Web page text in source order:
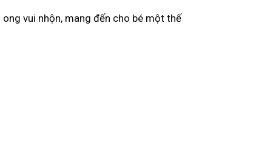
vui nhộn, mang đến cho bé một thế